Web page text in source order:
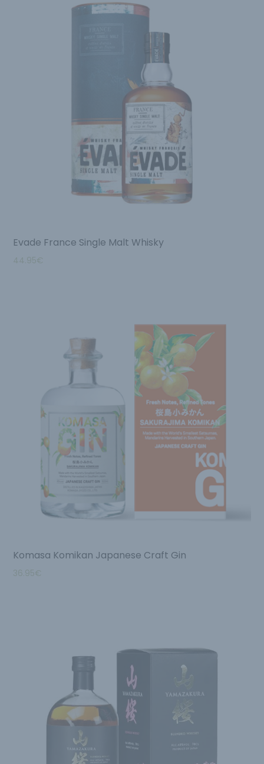
Evade France Single Malt Whisky
44.95€
Komasa Komikan Japanese Craft Gin
36.95€